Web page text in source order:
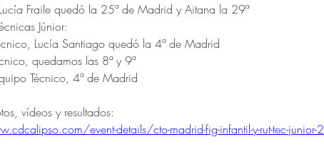
Fraile quedó la 25ª de Madrid y Aitana la 29ª
Júnior:
Lucía Santiago quedó la 4ª de Madrid
quedamos las 8ª y 9ª
Técnico, 4ª de Madrid
vídeos y resultados:
event-details/cto-madrid-fig-infantil-y-rut-tec-junior-2